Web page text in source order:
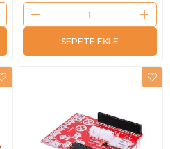
SEPETE EKLE